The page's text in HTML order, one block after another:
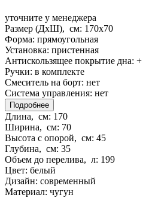
уточните у менеджера
Размер (ДхШ), см: 170x70
Форма: прямоугольная
Установка: пристенная
Антискользящее покрытие дна: +
Ручки: в комплекте
Смеситель на борт: нет
Система управления: нет
Подробнее
Длина, см: 170
Ширина, см: 70
Высота с опорой, см: 45
Глубина, см: 35
Объем до перелива, л: 199
Цвет: белый
Дизайн: современный
Материал: чугун